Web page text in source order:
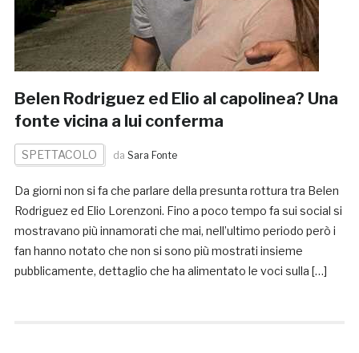
Belen Rodriguez ed Elio al capolinea? Una
fonte vicina a lui conferma
SPETTACOLO da Sara Fonte
Da giorni non si fa che parlare della presunta rottura tra Belen
Rodriguez ed Elio Lorenzoni. Fino a poco tempo fa sui social si
mostravano più innamorati che mai, nell’ultimo periodo però i
fan hanno notato che non si sono più mostrati insieme
pubblicamente, dettaglio che ha alimentato le voci sulla […]